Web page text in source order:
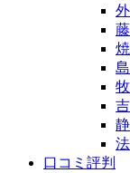
口コミ評判